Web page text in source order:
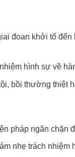
đoan khởi tố
hình sự về
bồi thường thiệt
pháp ngăn chặn
nhẹ trách nhiệm